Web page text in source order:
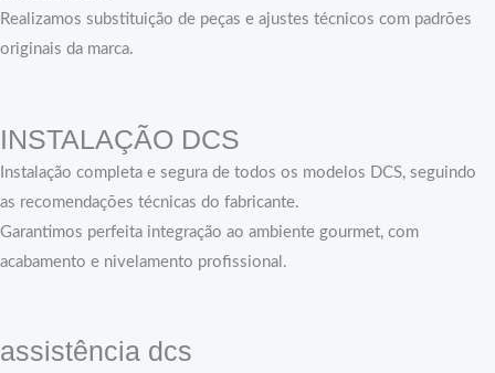
Realizamos substituição de peças e ajustes técnicos com padrões
originais da marca.
INSTALAÇÃO DCS
Instalação completa e segura de todos os modelos DCS, seguindo
as recomendações técnicas do fabricante.
Garantimos perfeita integração ao ambiente gourmet, com
acabamento e nivelamento profissional.
assistência dcs